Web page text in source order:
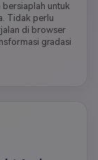
bersiaplah untuk
Tidak perlu
di browser
gradasi